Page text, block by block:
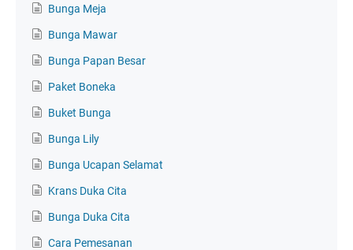
Bunga Meja
Bunga Mawar
Bunga Papan Besar
Paket Boneka
Buket Bunga
Bunga Lily
Bunga Ucapan Selamat
Krans Duka Cita
Bunga Duka Cita
Cara Pemesanan